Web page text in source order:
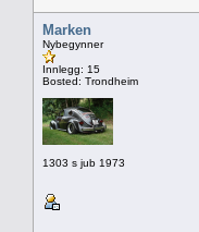
Marken
Nybegynner
Innlegg: 15
Bosted: Trondheim
1303 s jub 1973